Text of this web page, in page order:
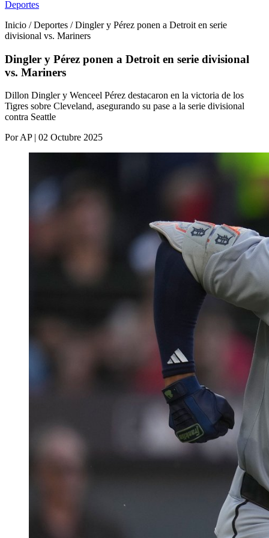
Deportes
Inicio / Deportes / Dingler y Pérez ponen a Detroit en serie
divisional vs. Mariners
Dingler y Pérez ponen a Detroit en serie divisional
vs. Mariners
Dillon Dingler y Wenceel Pérez destacaron en la victoria de los
Tigres sobre Cleveland, asegurando su pase a la serie divisional
contra Seattle
Por AP | 02 Octubre 2025